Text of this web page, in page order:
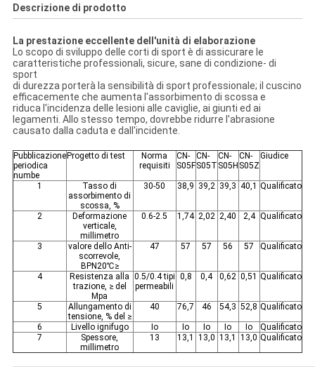
Descrizione di prodotto
La prestazione eccellente dell'unità di elaborazione
Lo scopo di sviluppo delle corti di sport è di assicurare le
caratteristiche professionali, sicure, sane di condizione- di
sport
di durezza porterà la sensibilità di sport professionale; il cuscino
efficacemente che aumenta l'assorbimento di scossa e
riduca l'incidenza delle lesioni alle caviglie, ai giunti ed ai
legamenti. Allo stesso tempo, dovrebbe ridurre l'abrasione
causato dalla caduta e dall'incidente.
Pubblicazione
periodica
numbe
Progetto di test
Norma
requisiti
CN-
S05F
CN-
S05T
CN-
S05H
CN-
S05Z
Giudice
1
Tasso di
assorbimento di
scossa, %
30-50 38,9 39,2 39,3 40,1 Qualificato
2
Deformazione
verticale,
millimetro
0.6-2.5 1,74 2,02 2,40 2,4 Qualificato
3
valore dello Anti-
scorrevole,
BPN20℃≥
47 57 57 56 57 Qualificato
4
Resistenza alla
trazione, ≥ del
Mpa
0.5/0.4 tipi
permeabili
0,8 0,4 0,62 0,51 Qualificato
5
Allungamento di
tensione, % del ≥
40 76,7 46 54,3 52,8 Qualificato
6 Livello ignifugo Io Io Io Io Io
Qualificato
7
Spessore,
millimetro
13 13,1 13,0 13,1 13,0 Qualificato